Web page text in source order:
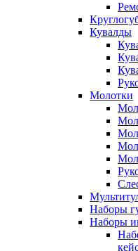
Кувалды
Молотки
Наборы
Наборы